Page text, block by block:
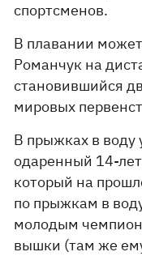
спортсменов.
В плавании
Романчук на
становившийся
мировых
В прыжках в воду
одаренный 14-
который на
по прыжкам в
молодым
вышки (там же